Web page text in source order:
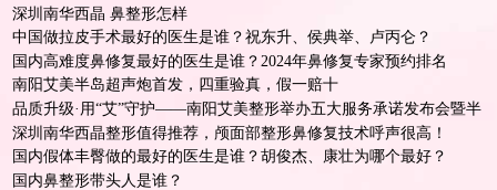
深圳南华西晶 鼻整形怎样
中国做拉皮手术最好的医生是谁？祝东升、侯典举、卢丙仑？
国内高难度鼻修复最好的医生是谁？2024年鼻修复专家预约排名
南阳艾美半岛超声炮首发，四重验真，假一赔十
品质升级·用“艾”守护——南阳艾美整形举办五大服务承诺发布会暨半
岛超声炮首发仪式！
深圳南华西晶整形值得推荐，颅面部整形鼻修复技术呼声很高！
国内假体丰臀做的最好的医生是谁？胡俊杰、康壮为哪个最好？
国内鼻整形带头人是谁？